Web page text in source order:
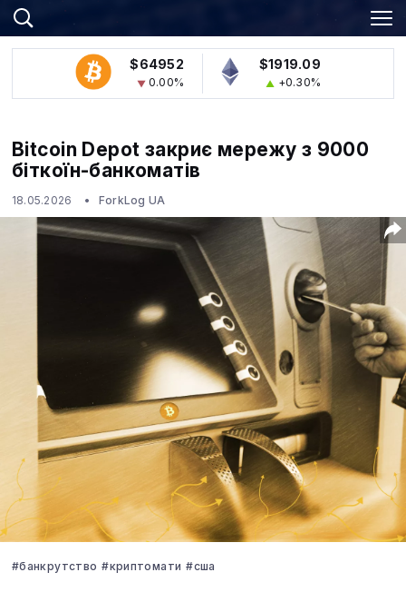
$64952
0.00%
$1919.09
+0.30%
Bitcoin Depot закриє мережу з 9000
біткоїн-банкоматів
18.05.2026 ForkLog UA
#банкрутство #криптомати #сша